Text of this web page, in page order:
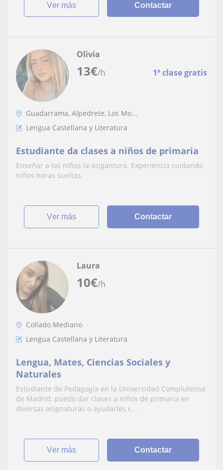
ver más Contactar
13€/h 1ª clase gratis
Olivia
Guadarrama, Alpedrete, Los Mo...
Lengua Castellana y Literatura
Estudiante da clases a niños de primaria
Enseñar a los niños la asigantura. Experiencia cuidando
niños horas sueltas.
ver más Contactar
10€/h
Laura
Collado Mediano
Lengua Castellana y Literatura
Lengua, Mates, Ciencias Sociales y
Naturales
Estudiante de Pedagogía en la Universidad Complutense
de Madrid, puedo dar clases a niños de primaria en
diversas asignaturas o ayudarles c...
ver más Contactar